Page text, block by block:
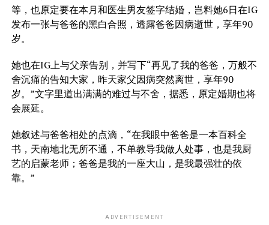
等，也原定要在本月和医生男友签字结婚，岂料她6日在IG
发布一张与爸爸的黑白合照，透露爸爸因病逝世，享年90
岁。
她也在IG上与父亲告别，并写下“再见了我的爸爸，万般不
舍沉痛的告知大家，昨天家父因病突然离世，享年90
岁。”文字里道出满满的难过与不舍，据悉，原定婚期也将
会展延。
她叙述与爸爸相处的点滴，“在我眼中爸爸是一本百科全
书，天南地北无所不通，不单教导我做人处事，也是我厨
艺的启蒙老师；爸爸是我的一座大山，是我最强壮的依
靠。”
ADVERTISEMENT